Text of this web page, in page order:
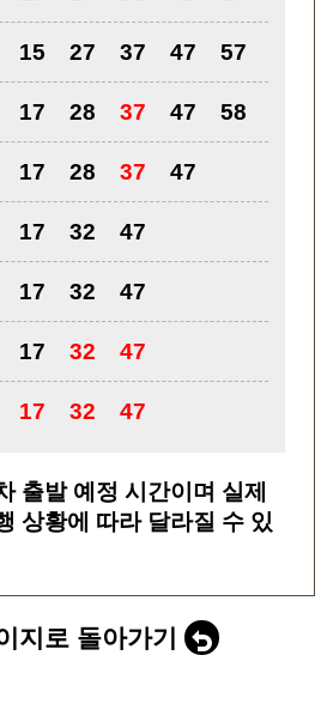
15 27 37 47 57
17 28 37 47 58
17 28 37 47
17 32 47
17 32 47
17 32 47
17 32 47
출발 예정 시간이며 실제
상황에 따라 달라질 수 있
지로 돌아가기